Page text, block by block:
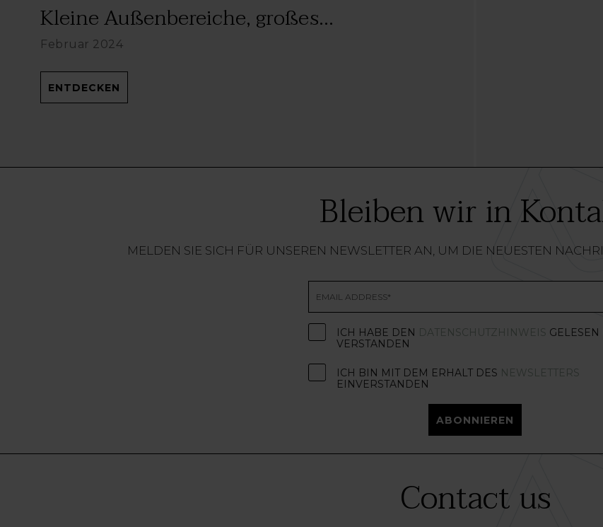
Kleine Außenbereiche, großes...
Februar 2024
ENTDECKEN
Bleiben wir in
MELDEN SIE SICH FÜR UNSEREN NEWSLETTER AN, UM DIE NEUESTEN
ICH HABE DEN DATENSCHUTZHINWEIS GELESEN
VERSTANDEN
ICH BIN MIT DEM ERHALT DES NEWSLETTERS
EINVERSTANDEN
ABONNIEREN
Contact us